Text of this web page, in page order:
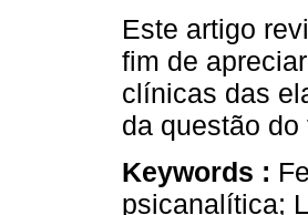
Este artigo
fim de
clínicas das
da questão do
Keywords :
psicanalítica;